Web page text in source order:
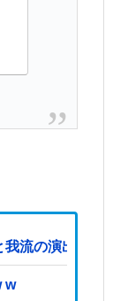
流の演出論
w